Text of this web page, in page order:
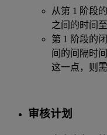
从第 1 阶段
之间的时间
第 1 阶段的
间的间隔时
这一点，则
审核计划